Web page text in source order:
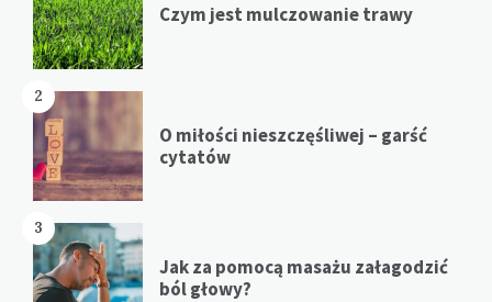
Czym jest mulczowanie trawy
2
O miłości nieszczęśliwej – garść
cytatów
3
Jak za pomocą masażu załagodzić
ból głowy?